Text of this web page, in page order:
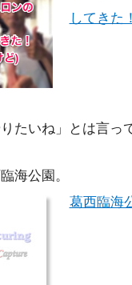
してきた！
たいね」とは言っ
海公園。
葛西臨海